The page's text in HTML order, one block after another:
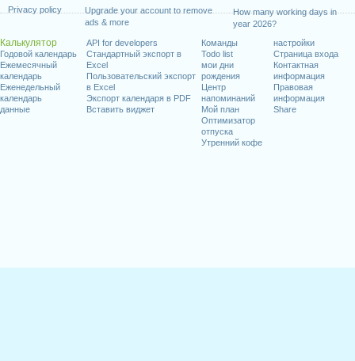
Privacy policy
Upgrade your account to remove
ads & more
How many working days in
year 2026?
Калькулятор
Годовой календарь
Ежемесячный
календарь
Еженедельный
календарь
данные
API for developers
Стандартный экспорт в
Excel
Пользовательский экспорт
в Excel
Экспорт календаря в PDF
Вставить виджет
Команды
Todo list
мои дни
рождения
Центр
напоминаний
Мой план
Оптимизатор
отпуска
Утренний кофе
настройки
Страница входа
Контактная
информация
Правовая
информация
Share